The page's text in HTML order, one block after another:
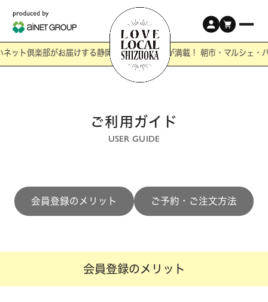
倶楽部がお届けする静岡の「ワクワク」が満載！ 朝市・マルシェ・バ
ご利用ガイド
USER GUIDE
会員登録のメリット ご予約・ご注文方法
会員登録のメリット